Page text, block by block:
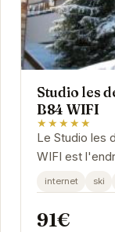
Studio les
B84 WIFI
★★★★★
Le Studio les
WIFI est
connecté
internet ski
91€